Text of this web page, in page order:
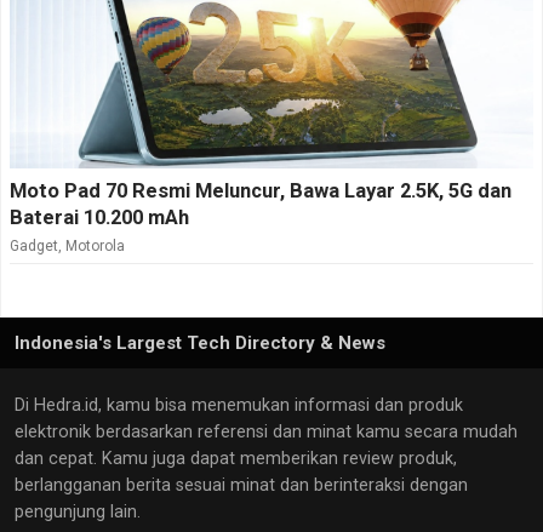
Moto Pad 70 Resmi Meluncur, Bawa Layar 2.5K, 5G dan
Baterai 10.200 mAh
Gadget, Motorola
Indonesia's Largest Tech Directory & News
Di Hedra.id, kamu bisa menemukan informasi dan produk
elektronik berdasarkan referensi dan minat kamu secara mudah
dan cepat. Kamu juga dapat memberikan review produk,
berlangganan berita sesuai minat dan berinteraksi dengan
pengunjung lain.